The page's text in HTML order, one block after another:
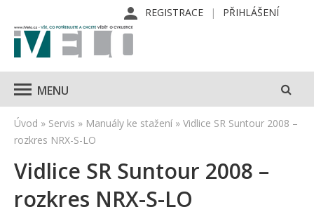
REGISTRACE PŘIHLÁŠENÍ
MENU
Úvod » Servis » Manuály ke stažení » Vidlice SR Suntour 2008 –
rozkres NRX-S-LO
Vidlice SR Suntour 2008 –
rozkres NRX-S-LO